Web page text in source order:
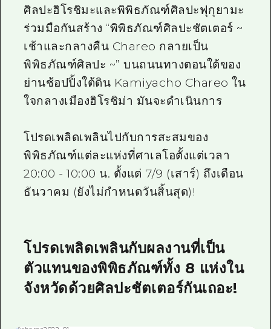
ศิลปะฮิโรชิมะและพิพิธภัณฑ์ศิลปะฟุกุยามะ
ร่วมมือกันสร้าง “พิพิธภัณฑ์ศิลปะชัตเตอร์ ~
เช้าและกลางคืน Chareo กลายเป็น
พิพิธภัณฑ์ศิลปะ ~” บนถนนทางตอนใต้ของ
ย่านช้อปปิ้งใต้ดิน Kamiyacho Chareo ใน
ใจกลางเมืองฮิโรชิม่า มันจะดำเนินการ
โปรดเพลิดเพลินไปกับการสะสมของ
พิพิธภัณฑ์แต่ละแห่งที่ศาเลโอตั้งแต่เวลา
20:00 - 10:00 น. ตั้งแต่ 7/9 (เสาร์) ถึงเดือน
ธันวาคม (ยังไม่กำหนดวันสิ้นสุด)!
โปรดเพลิดเพลินกับผลงานที่เป็น
ตัวแทนของพิพิธภัณฑ์ทั้ง 8 แห่งใน
จังหวัดด้วยศิลปะชัตเตอร์กันเถอะ!